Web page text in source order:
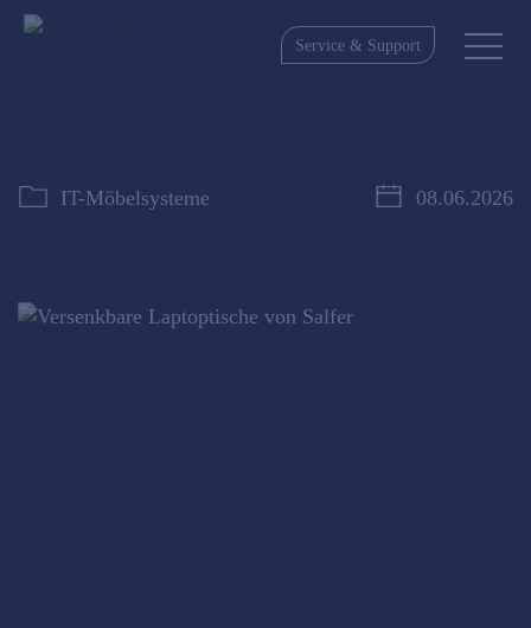
Service & Support
IT-Möbelsysteme 08.06.2026